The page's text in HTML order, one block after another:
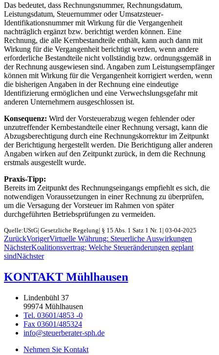
Das bedeutet, dass Rechnungsnummer, Rechnungsdatum,
Leistungsdatum, Steuernummer oder Umsatzsteuer-
Identifikationsnummer mit Wirkung für die Vergangenheit
nachträglich ergänzt bzw. berichtigt werden können. Eine
Rechnung, die alle Kernbestandteile enthält, kann auch dann mit
Wirkung für die Vergangenheit berichtigt werden, wenn andere
erforderliche Bestandteile nicht vollständig bzw. ordnungsgemäß in
der Rechnung ausgewiesen sind. Angaben zum Leistungsempfänger
können mit Wirkung für die Vergangenheit korrigiert werden, wenn
die bisherigen Angaben in der Rechnung eine eindeutige
Identifizierung ermöglichen und eine Verwechslungsgefahr mit
anderen Unternehmern ausgeschlossen ist.
Konsequenz: Wird der Vorsteuerabzug wegen fehlender oder
unzutreffender Kernbestandteile einer Rechnung versagt, kann die
Abzugsberechtigung durch eine Rechnungskorrektur im Zeitpunkt
der Berichtigung hergestellt werden. Die Berichtigung aller anderen
Angaben wirken auf den Zeitpunkt zurück, in dem die Rechnung
erstmals ausgestellt wurde.
Praxis-Tipp:
Bereits im Zeitpunkt des Rechnungseingangs empfiehlt es sich, die
notwendigen Voraussetzungen in einer Rechnung zu überprüfen,
um die Versagung der Vorsteuer im Rahmen von später
durchgeführten Betriebsprüfungen zu vermeiden.
Quelle:UStG| Gesetzliche Regelung| § 15 Abs. 1 Satz 1 Nr. 1| 03-04-2025
ZurückVorigerVirtuelle Währung: Steuerliche Auswirkungen
NächsterKoalitionsvertrag: Welche Steueränderungen geplant
sindNächster
KONTAKT Mühlhausen
Lindenbühl 37
99974 Mühlhausen
Tel. 03601/4853 -0
Fax 03601/485324
info@steuerberater-sph.de
Nehmen Sie Kontakt